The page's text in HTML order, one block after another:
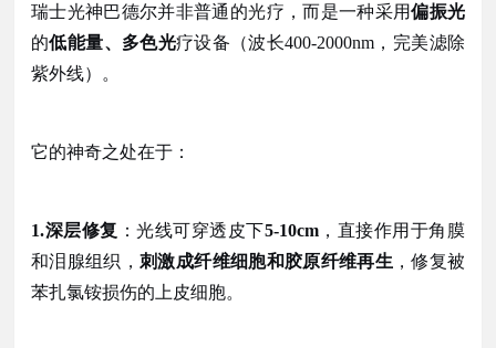
瑞士光神巴德尔并非普通的光疗，而是一种采用偏振光
的低能量、多色光疗设备（波长400-2000nm，完美滤除
紫外线）。
它的神奇之处在于：
1.深层修复 ：光线可穿透皮下5-10cm，直接作用于角膜
和泪腺组织，刺激成纤维细胞和胶原纤维再生 ，修复被
苯扎氯铵损伤的上皮细胞。